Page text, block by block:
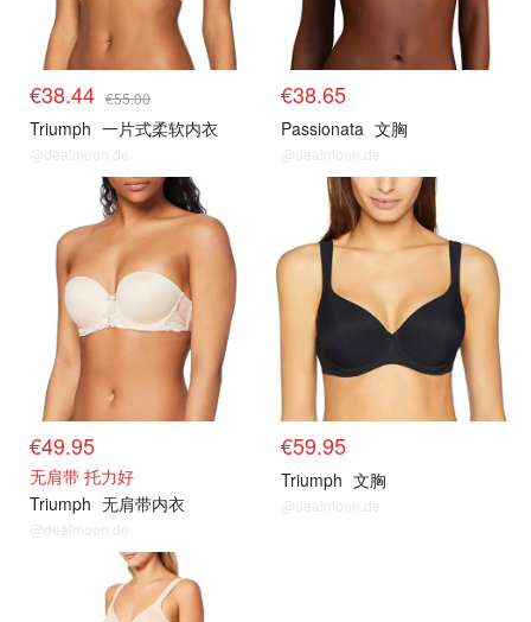
€38.44 €55.00
Triumph 一片式柔软内衣
@dealmoon.de
€38.65
Passionata 文胸
@dealmoon.de
€49.95
无肩带 托力好
Triumph 无肩带内衣
@dealmoon.de
€59.95
Triumph 文胸
@dealmoon.de